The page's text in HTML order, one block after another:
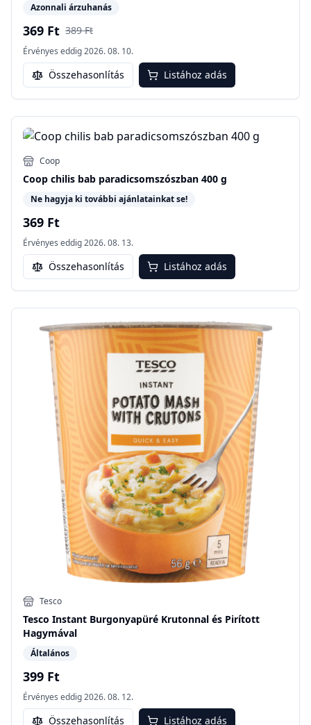
Azonnali árzuhanás
369 Ft 389 Ft
Érvényes eddig2026. 08. 10.
Összehasonlítás Listához adás
Coop
Coop chilis bab paradicsomszószban 400 g
Ne hagyja ki további ajánlatainkat se!
369 Ft
Érvényes eddig2026. 08. 13.
Összehasonlítás Listához adás
Tesco
Tesco Instant Burgonyapüré Krutonnal és Pirított
Hagymával
Általános
399 Ft
Érvényes eddig2026. 08. 12.
Összehasonlítás Listához adás